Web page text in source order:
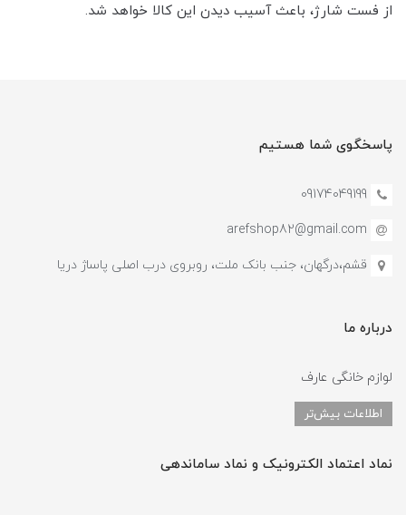
از فست شارژ، باعث آسیب دیدن این کالا خواهد شد.
پاسخگوی شما هستیم
09174049199
arefshop82@gmail.com
قشم،درگهان، جنب بانک ملت، روبروی درب اصلی پاساژ دریا
درباره ما
لوازم خانگی عارف
اطلاعات بیش‌تر
نماد اعتماد الکترونیک و نماد ساماندهی